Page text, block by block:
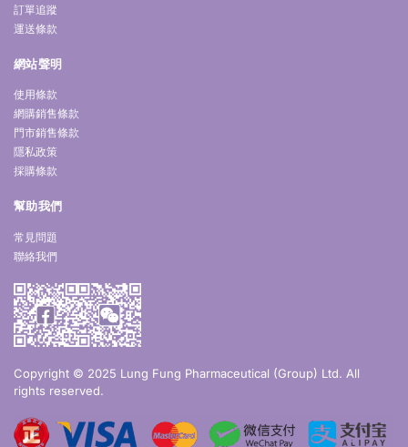
訂單追蹤
運送條款
網站聲明
使用條款
網購銷售條款
門市銷售條款
隱私政策
採購條款
幫助我們
常見問題
聯絡我們
Copyright © 2025 Lung Fung Pharmaceutical (Group) Ltd. All
rights reserved.